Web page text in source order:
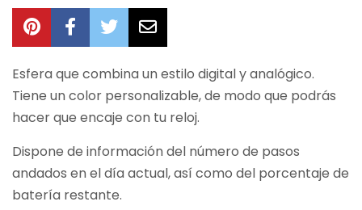
Esfera que combina un estilo digital y analógico.
Tiene un color personalizable, de modo que podrás
hacer que encaje con tu reloj.
Dispone de información del número de pasos
andados en el día actual, así como del porcentaje de
batería restante.